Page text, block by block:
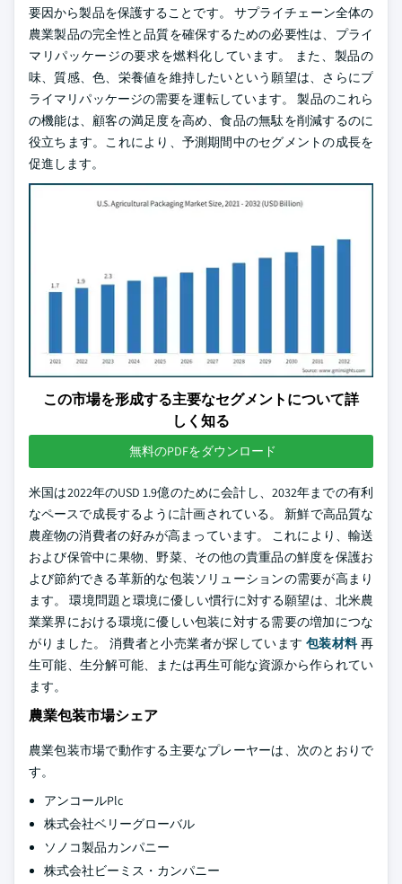
要因から製品を保護することです。 サプライチェーン全体の
農業製品の完全性と品質を確保するための必要性は、プライ
マリパッケージの要求を燃料化しています。 また、製品の
味、質感、色、栄養値を維持したいという願望は、さらにプ
ライマリパッケージの需要を運転しています。 製品のこれら
の機能は、顧客の満足度を高め、食品の無駄を削減するのに
役立ちます。これにより、予測期間中のセグメントの成長を
促進します。
この市場を形成する主要なセグメントについて詳
しく知る
無料のPDFをダウンロード
米国は2022年のUSD 1.9億のために会計し、2032年までの有利
なペースで成長するように計画されている。 新鮮で高品質な
農産物の消費者の好みが高まっています。 これにより、輸送
および保管中に果物、野菜、その他の貴重品の鮮度を保護お
よび節約できる革新的な包装ソリューションの需要が高まり
ます。 環境問題と環境に優しい慣行に対する願望は、北米農
業業界における環境に優しい包装に対する需要の増加につな
がりました。 消費者と小売業者が探しています包装材料再
生可能、生分解可能、または再生可能な資源から作られてい
ます。
農業包装市場シェア
農業包装市場で動作する主要なプレーヤーは、次のとおりで
す。
アンコールPlc
株式会社ベリーグローバル
ソノコ製品カンパニー
株式会社ビーミス・カンパニー